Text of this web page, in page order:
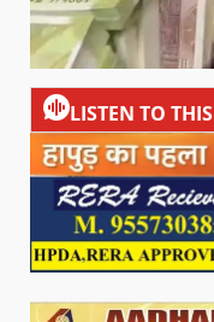
LISTEN TO THIS